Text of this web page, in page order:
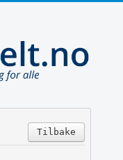
Tilbake